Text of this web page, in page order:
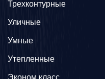
Трехконтурные
Уличные
Умные
Утепленные